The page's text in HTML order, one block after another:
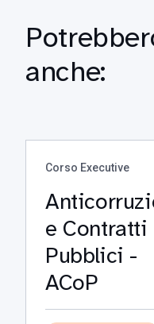
anche:
Corso Executive
e Contratti
Pubblici -
ACoP